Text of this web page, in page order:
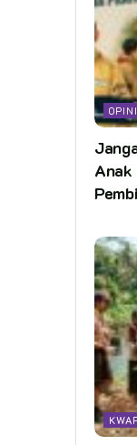
OPINI
Anak